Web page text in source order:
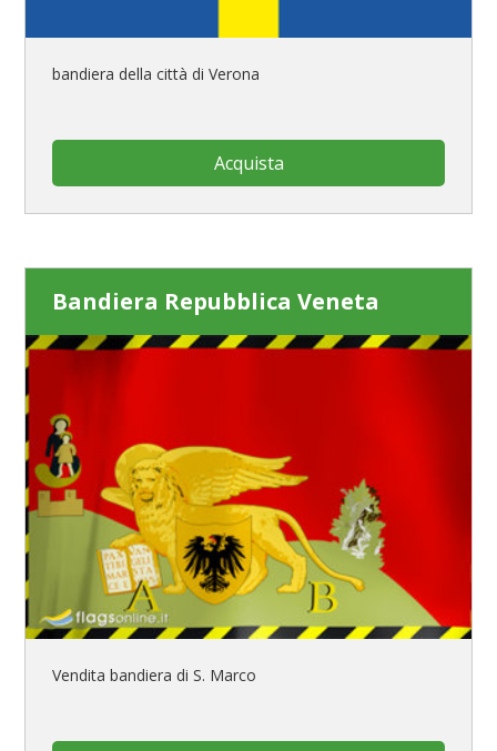
bandiera della città di Verona
Acquista
Bandiera Repubblica Veneta
Vendita bandiera di S. Marco